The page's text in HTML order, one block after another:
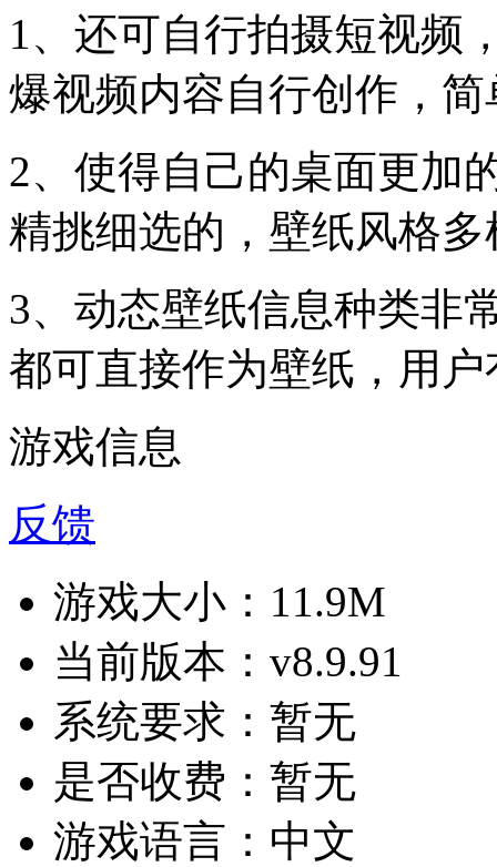
1、还可自行拍摄短视频
爆视频内容自行创作，
2、使得自己的桌面更加
精挑细选的，壁纸风格
3、动态壁纸信息种类非
都可直接作为壁纸，用
游戏信息
反馈
游戏大小： 11.9M
当前版本： v8.9.91
系统要求： 暂无
是否收费： 暂无
游戏语言： 中文